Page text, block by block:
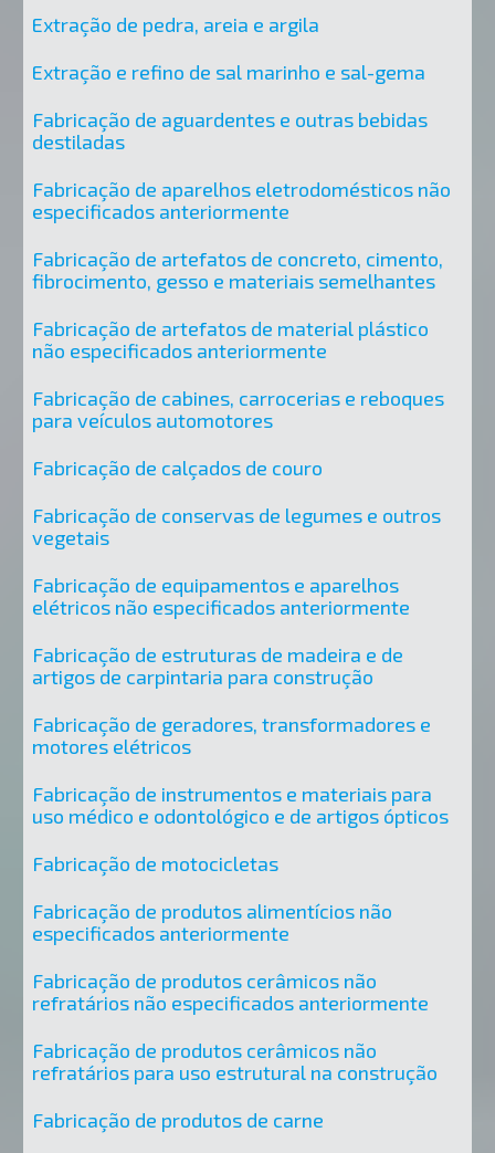
Extração de pedra, areia e argila
Extração e refino de sal marinho e sal-gema
Fabricação de aguardentes e outras bebidas
destiladas
Fabricação de aparelhos eletrodomésticos não
especificados anteriormente
Fabricação de artefatos de concreto, cimento,
fibrocimento, gesso e materiais semelhantes
Fabricação de artefatos de material plástico
não especificados anteriormente
Fabricação de cabines, carrocerias e reboques
para veículos automotores
Fabricação de calçados de couro
Fabricação de conservas de legumes e outros
vegetais
Fabricação de equipamentos e aparelhos
elétricos não especificados anteriormente
Fabricação de estruturas de madeira e de
artigos de carpintaria para construção
Fabricação de geradores, transformadores e
motores elétricos
Fabricação de instrumentos e materiais para
uso médico e odontológico e de artigos ópticos
Fabricação de motocicletas
Fabricação de produtos alimentícios não
especificados anteriormente
Fabricação de produtos cerâmicos não
refratários não especificados anteriormente
Fabricação de produtos cerâmicos não
refratários para uso estrutural na construção
Fabricação de produtos de carne